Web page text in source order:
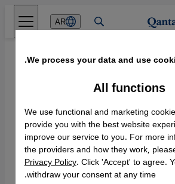
AR
السياسي"·
01.01.2015
العداء
عن أولية
We process your data and use
All functions
We use functional and marketing
provide you with the best website
improve our service to you. For more
the providers and how they work,
Privacy Policy. Click 'Accept' to agree.
withdraw your consent at any time.